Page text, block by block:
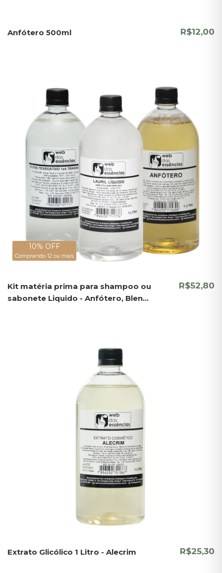
Anfótero 500ml R$12,00
10% OFF
Comprando 12 ou mais
Kit matéria prima para shampoo ou
sabonete Liquido - Anfótero, Blend
R$52,80
Extrato Glicólico 1 Litro - Alecrim R$25,30